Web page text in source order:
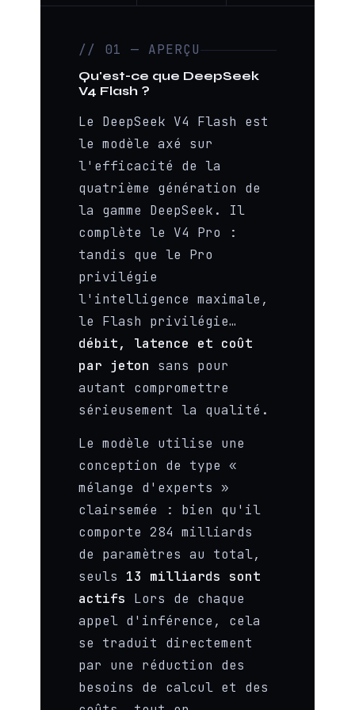
// 01 — APERÇU
Qu'est-ce que DeepSeek
V4 Flash ?
Le DeepSeek V4 Flash est
le modèle axé sur
l'efficacité de la
quatrième génération de
la gamme DeepSeek. Il
complète le V4 Pro :
tandis que le Pro
privilégie
l'intelligence maximale,
le Flash privilégie…
débit, latence et coût
par jeton
sans pour
autant compromettre
sérieusement la qualité.
Le modèle utilise une
conception de type «
mélange d'experts »
clairsemée : bien qu'il
comporte 284 milliards
de paramètres au total,
seuls 13 milliards sont
actifs
Lors de chaque
appel d'inférence, cela
se traduit directement
par une réduction des
besoins de calcul et des